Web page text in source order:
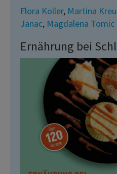
Flora Koller, Martina
Janac, Magdalena Tomic
Ernährung bei